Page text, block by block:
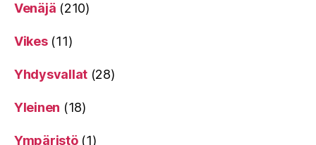
Venäjä (210)
Vikes(11)
Yhdysvallat (28)
Yleinen (18)
Ympäristö(1)